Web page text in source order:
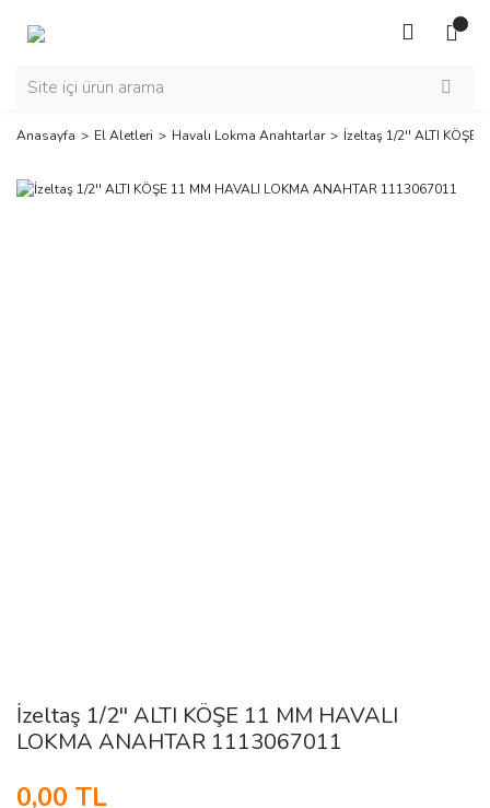
Anasayfa El Aletleri Havalı Lokma Anahtarlar İzeltaş 1/2'' ALTI KÖŞE
İzeltaş 1/2'' ALTI KÖŞE 11 MM HAVALI
LOKMA ANAHTAR 1113067011
0,00 TL